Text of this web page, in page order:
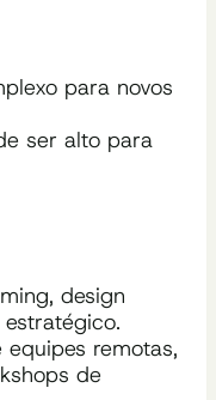
para novos
ser alto para
design
equipes remotas,
de